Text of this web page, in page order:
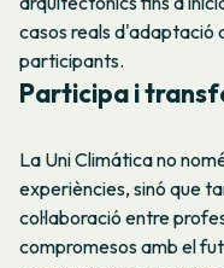
casos reals d'adaptació
participants.
Participa i
La Uni Climática no
experiències, sinó que
col·laboració entre
compromesos amb el